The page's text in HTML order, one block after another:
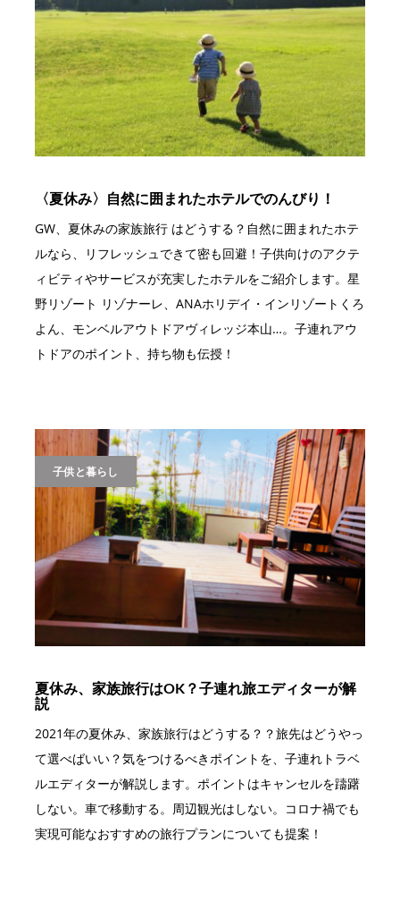
〈夏休み〉自然に囲まれたホテルでのんびり！
GW、夏休みの家族旅行 はどうする？自然に囲まれたホテ
ルなら、リフレッシュできて密も回避！子供向けのアクテ
ィビティやサービスが充実したホテルをご紹介します。星
野リゾート リゾナーレ、ANAホリデイ・インリゾートくろ
よん、モンベルアウトドアヴィレッジ本山…。子連れアウ
トドアのポイント、持ち物も伝授！
子供と暮らし
夏休み、家族旅行はOK？子連れ旅エディターが解
説
2021年の夏休み、家族旅行はどうする？？旅先はどうやっ
て選べばいい？気をつけるべきポイントを、子連れトラベ
ルエディターが解説します。ポイントはキャンセルを躊躇
しない。車で移動する。周辺観光はしない。コロナ禍でも
実現可能なおすすめの旅行プランについても提案！